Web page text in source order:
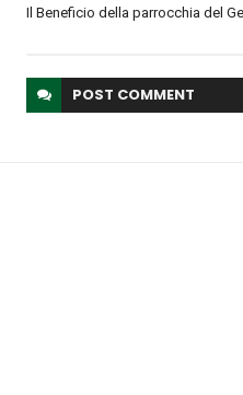
Il Beneficio della parrocchia del
POST COMMENT